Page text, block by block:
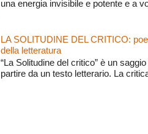
una energia invisibile e potente e a
LA SOLITUDINE DEL CRITICO:
della letteratura
“La Solitudine del critico” è un
partire da un testo letterario. La